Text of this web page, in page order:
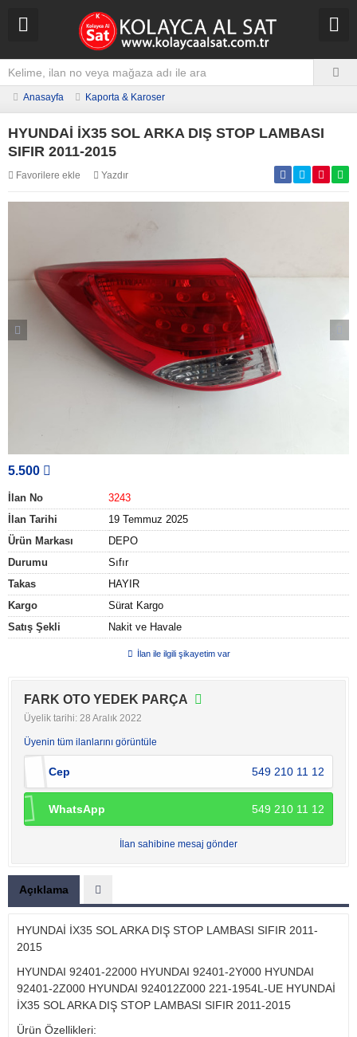
Anasayfa Kaporta & Karoser
HYUNDAİ İX35 SOL ARKA DIŞ STOP LAMBASI
SIFIR 2011-2015
Favorilere ekle Yazdır
5.500
İlan No
3243
İlan Tarihi
19 Temmuz 2025
Ürün Markası
DEPO
Durumu
Sıfır
Takas
HAYIR
Kargo
Sürat Kargo
Satış Şekli
Nakit ve Havale
İlan ile ilgili şikayetim var
FARK OTO YEDEK PARÇA
Üyelik tarihi: 28 Aralık 2022
Üyenin tüm ilanlarını görüntüle
Cep 549 210 11 12
WhatsApp 549 210 11 12
İlan sahibine mesaj gönder
Açıklama
HYUNDAİ İX35 SOL ARKA DIŞ STOP LAMBASI SIFIR 2011-
2015
HYUNDAI 92401-22000 HYUNDAI 92401-2Y000 HYUNDAI
92401-2Z000 HYUNDAI 924012Z000 221-1954L-UE HYUNDAİ
İX35 SOL ARKA DIŞ STOP LAMBASI SIFIR 2011-2015
Ürün Özellikleri: